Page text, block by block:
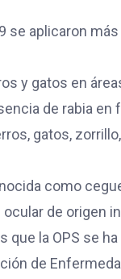
se aplicaron
y gatos en
de rabia en
gatos,
como
de origen
la OPS se
de